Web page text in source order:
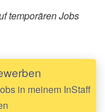
temporären Jobs
in meinem InStaff